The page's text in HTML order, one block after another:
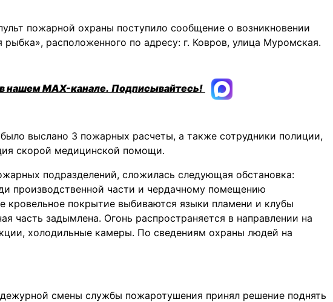
пожарной охраны поступило сообщение о возникновении
расположенного по адресу: г. Ковров, улица Муромская.
нашем MAX-канале. Подписывайтесь!
выслано 3 пожарных расчеты, а также сотрудники полиции,
скорой медицинской помощи.
подразделений, сложилась следующая обстановка:
производственной части и чердачному помещению
кровельное покрытие выбиваются языки пламени и клубы
часть задымлена. Огонь распространяется в направлении на
холодильные камеры. По сведениям охраны людей на
смены службы пожаротушения принял решение поднять